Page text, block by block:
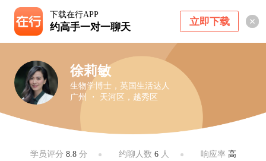
下载在行APP
约高手一对一聊天 立即下载
徐莉敏
生物学博士，英国生活达人
广州 ・ 天河区，越秀区
学员评分 8.8分 约聊人数 6人 响应率 高